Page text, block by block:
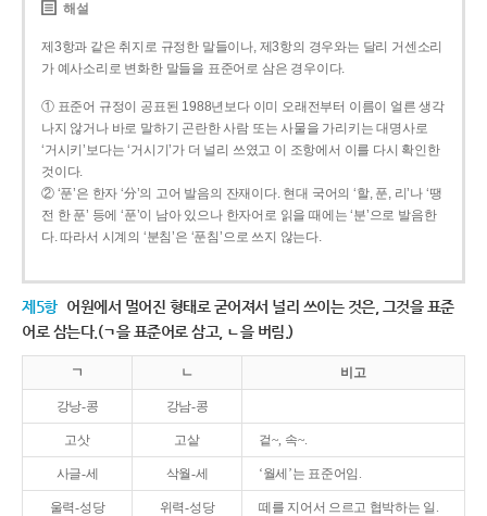
해설
제3항과 같은 취지로 규정한 말들이나, 제3항의 경우와는 달리 거센소리
가 예사소리로 변화한 말들을 표준어로 삼은 경우이다.
① 표준어 규정이 공표된 1988년보다 이미 오래전부터 이름이 얼른 생각
나지 않거나 바로 말하기 곤란한 사람 또는 사물을 가리키는 대명사로
‘거시키’보다는 ‘거시기’가 더 널리 쓰였고 이 조항에서 이를 다시 확인한
것이다.
② ‘푼’은 한자 ‘分’의 고어 발음의 잔재이다. 현대 국어의 ‘할, 푼, 리’나 ‘땡
전 한 푼’ 등에 ‘푼’이 남아 있으나 한자어로 읽을 때에는 ‘분’으로 발음한
다. 따라서 시계의 ‘분침’은 ‘푼침’으로 쓰지 않는다.
제5항 어원에서 멀어진 형태로 굳어져서 널리 쓰이는 것은, 그것을 표준
어로 삼는다.(ㄱ을 표준어로 삼고, ㄴ을 버림.)
ㄱ ㄴ 비고
강낭-콩 강남-콩
고삿 고샅 겉~, 속~.
사글-세 삭월-세 ‘월세’는 표준어임.
울력-성당 위력-성당 떼를 지어서 으르고 협박하는 일.